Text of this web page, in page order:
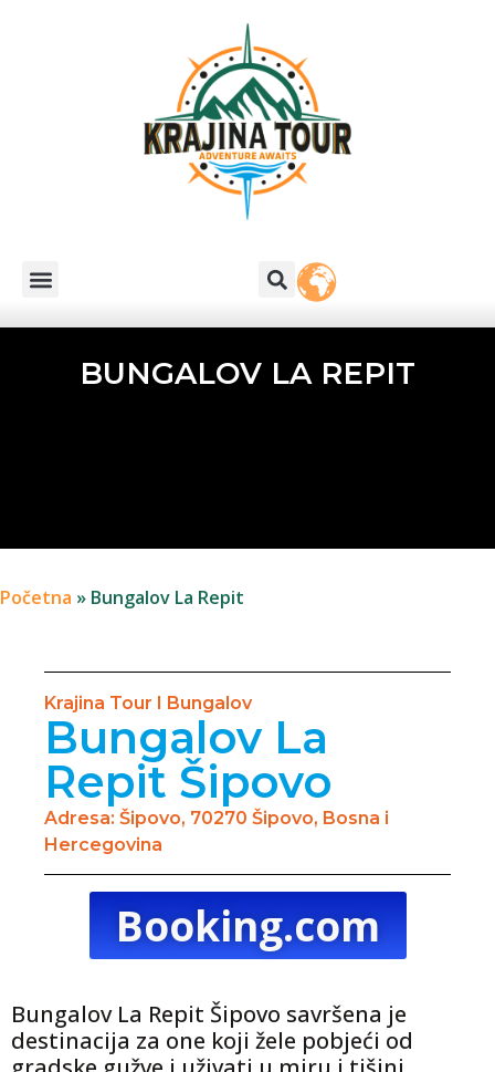
BUNGALOV LA REPIT
Početna » Bungalov La Repit
Krajina Tour I Bungalov
Bungalov La
Repit Šipovo
Adresa: Šipovo, 70270 Šipovo, Bosna i
Hercegovina
Booking.com
Bungalov La Repit Šipovo savršena je
destinacija za one koji žele pobjeći od